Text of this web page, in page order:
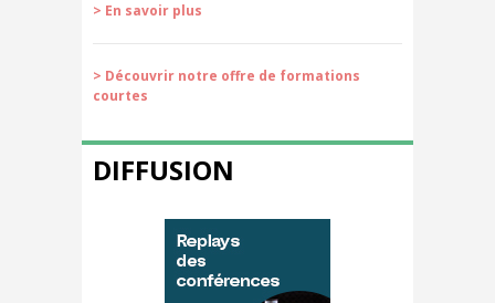
> En savoir plus
> Découvrir notre offre de formations
courtes
DIFFUSION